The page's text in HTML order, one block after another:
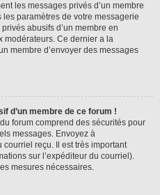
les messages privés d’un membre
paramètres de votre messagerie
abusifs d’un membre en
modérateurs. Ce dernier a la
membre d’envoyer des messages
d’un membre de ce forum !
forum comprend des sécurités pour
messages. Envoyez à
courriel reçu. Il est très important
sur l’expéditeur du courriel).
mesures nécessaires.